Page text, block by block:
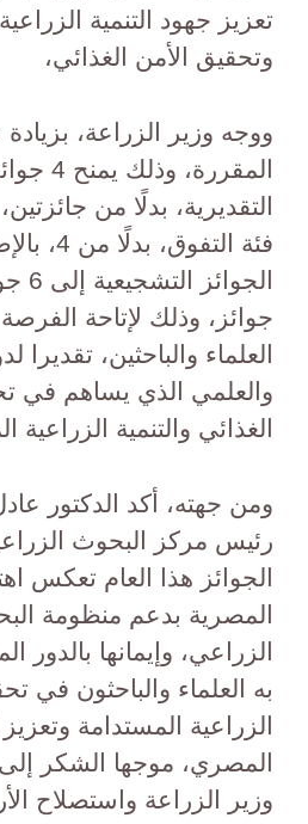
تعزيز جهود التنمية
وتحقيق الأمن الغذائي،
ووجه وزير الزراعة، بزيادة
المقررة،
فئة
جوائز، وذلك لإتاحة
العلماء والباحثين،
والعلمي الذي يساهم في
الغذائي والتنمية الزراعية
ومن جهته، أكد الدكتور
رئيس مركز البحوث
الجوائز هذا العام تعكس
المصرية بدعم منظومة
الزراعي، وإيمانها بالدور
به العلماء والباحثون في
الزراعية المستدامة
المصري، موجها الشكر
وزير الزراعة واستصلاح